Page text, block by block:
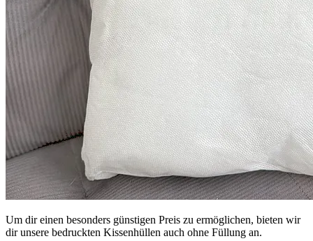
Um dir einen besonders günstigen Preis zu ermöglichen, bieten wir
dir unsere bedruckten Kissenhüllen auch ohne Füllung an.